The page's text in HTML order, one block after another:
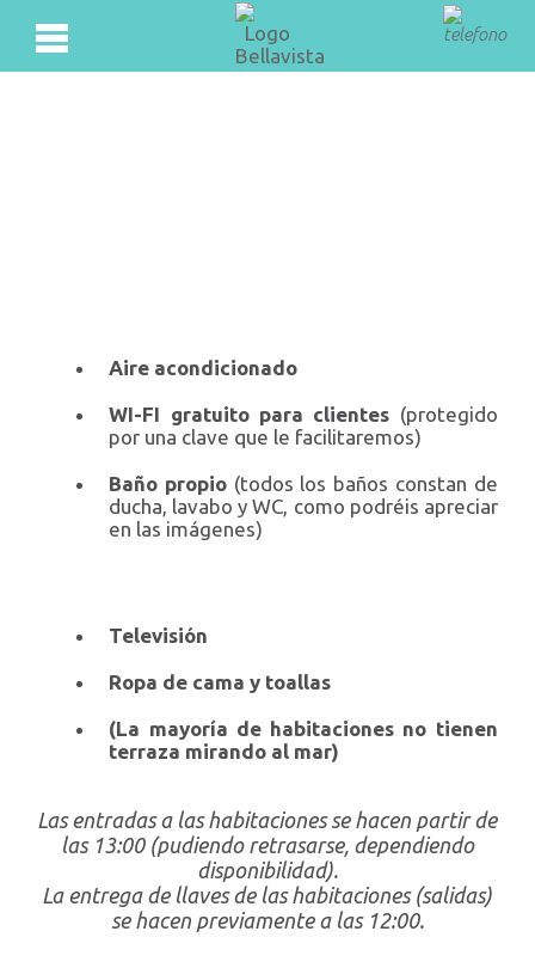
Aire acondicionado
WI-FI gratuito para clientes (protegido
por una clave que le facilitaremos)
Baño propio (todos los baños constan de
ducha, lavabo y WC, como podréis apreciar
en las imágenes)
Televisión
Ropa de cama y toallas
(La mayoría de habitaciones no tienen
terraza mirando al mar)
Las entradas a las habitaciones se hacen partir de
las 13:00 (pudiendo retrasarse, dependiendo
disponibilidad).
La entrega de llaves de las habitaciones (salidas)
se hacen previamente a las 12:00.